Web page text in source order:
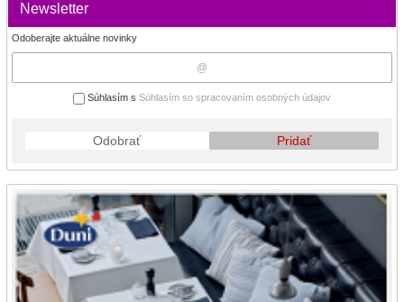
Newsletter
Odoberajte aktuálne novinky
Súhlasím s Súhlasím so spracovaním osobných údajov
Odobrať Pridať